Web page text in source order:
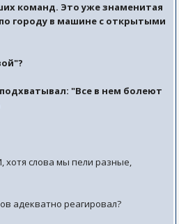
команд. Это уже знаменитая
городу в машине с открытыми
"Все в нем болеют
хотя слова мы пели разные,
адекватно реагировал?